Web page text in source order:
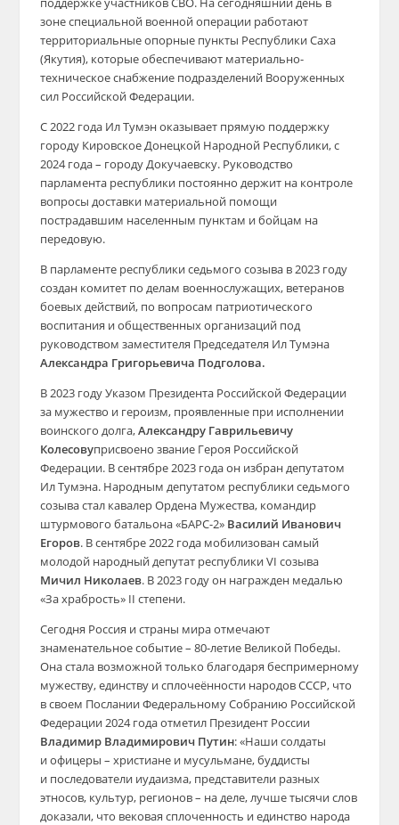
зоне специальной военной операции работают
территориальные опорные пункты Республики Саха
(Якутия), которые обеспечивают материально-
техническое снабжение подразделений Вооруженных
сил Российской Федерации.
С 2022 года Ил Тумэн оказывает прямую поддержку
городу Кировское Донецкой Народной Республики, с
2024 года – городу Докучаевску. Руководство
парламента республики постоянно держит на контроле
вопросы доставки материальной помощи
пострадавшим населенным пунктам и бойцам на
передовую.
В парламенте республики седьмого созыва в 2023 году
создан комитет по делам военнослужащих, ветеранов
боевых действий, по вопросам патриотического
воспитания и общественных организаций под
руководством заместителя Председателя Ил Тумэна
Александра Григорьевича Подголова.
В 2023 году Указом Президента Российской Федерации
за мужество и героизм, проявленные при исполнении
воинского долга,Александру Гаврильевичу
Колесовуприсвоено звание Героя Российской
Федерации. В сентябре 2023 года он избран депутатом
Ил Тумэна. Народным депутатом республики седьмого
созыва стал кавалер Ордена Мужества, командир
штурмового батальона «БАРС-2» Василий Иванович
Егоров. В сентябре 2022 года мобилизован самый
молодой народный депутат республики VI созыва
Мичил Николаев. В 2023 году он награжден медалью
«За храбрость» II степени.
Сегодня Россия и страны мира отмечают
знаменательное событие – 80-летие Великой Победы.
Она стала возможной только благодаря беспримерному
мужеству, единству и сплочеённости народов СССР, что
в своем Послании Федеральному Собранию Российской
Федерации 2024 года отметил Президент России
Владимир Владимирович Путин: «Наши солдаты
и офицеры – христиане и мусульмане, буддисты
и последователи иудаизма, представители разных
этносов, культур, регионов – на деле, лучше тысячи слов
доказали, что вековая сплоченность и единство народа